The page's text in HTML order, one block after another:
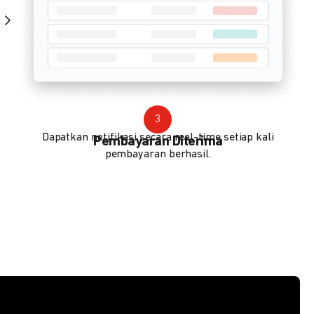
3
Pembayaran Diterima
Dapatkan notifikasi secara real-time setiap kali
pembayaran berhasil.